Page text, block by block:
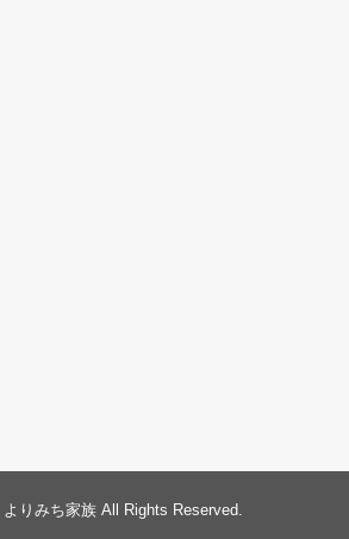
よりみち家族 All Rights Reserved.